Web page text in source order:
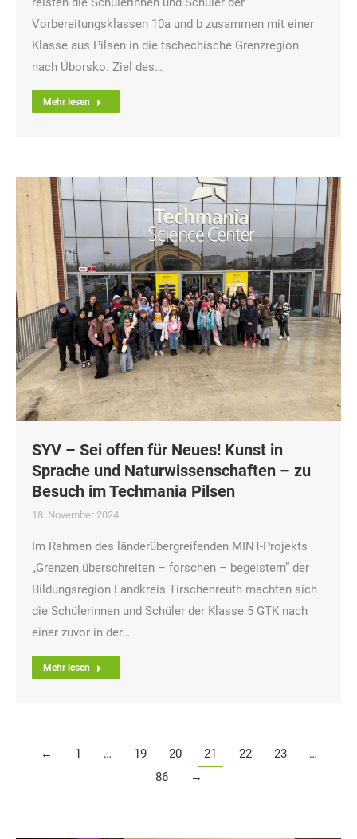
Vorbereitungsklassen 10a und b zusammen mit einer
Klasse aus Pilsen in die tschechische Grenzregion
nach Úborsko. Ziel des…
Mehr lesen
SYV – Sei offen für Neues! Kunst in
Sprache und Naturwissenschaften – zu
Besuch im Techmania Pilsen
18. November 2024
Im Rahmen des länderübergreifenden MINT-Projekts
„Grenzen überschreiten – forschen – begeistern“ der
Bildungsregion Landkreis Tirschenreuth machten sich
die Schülerinnen und Schüler der Klasse 5 GTK nach
einer zuvor in der…
Mehr lesen
← 1 … 19 20 21 22 23
…
86
→